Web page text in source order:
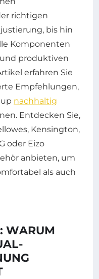
richtigen
bis hin
Komponenten
produktiven
erfahren Sie
Empfehlungen,
nachhaltig
Entdecken Sie,
Kensington,
oder Eizo
anbieten, um
als auch
WARUM